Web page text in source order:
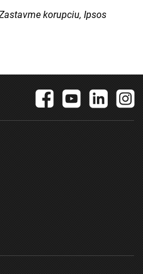
korupciu, Ipsos